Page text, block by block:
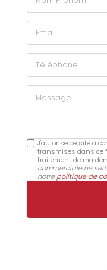
Email
Téléphone
Message
J'autorise ce site à
transmises dans ce
traitement de ma
commerciale ne
notrepolitique de